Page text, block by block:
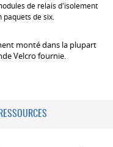
de relais d'isolement
de six.
monté dans la plupart
Velcro fournie.
RESSOURCES